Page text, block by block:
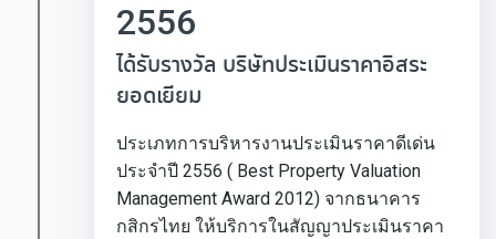
2556
ได้รับรางวัล บริษัทประเมินราคาอิสระ
ยอดเยียม
ประเภทการบริหารงานประเมินราคาดีเด่น
ประจำปี 2556 ( Best Property Valuation
Management Award 2012) จากธนาคาร
กสิกรไทย ให้บริการในสัญญาประเมินราคา